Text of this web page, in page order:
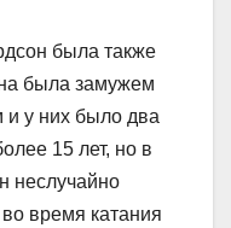
была также
была замужем
у них было два
15 лет, но в
неслучайно
время катания